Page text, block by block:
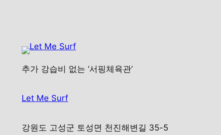
추가 강습비 없는 ‘서핑체육관’
Let Me Surf
강원도 고성군 토성면 천진해변길 35-5